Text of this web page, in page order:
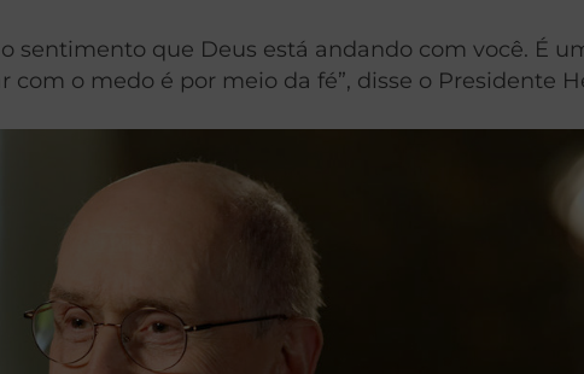
sentimento que Deus está andando com você. É
o medo é por meio da fé”, disse o Presidente